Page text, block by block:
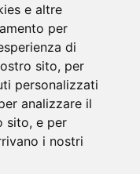
e altre
per
di
sito, per
personalizzati
analizzare il
sito, e per
i nostri